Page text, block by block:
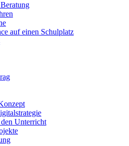
auf einen Schulplatz
Unterricht